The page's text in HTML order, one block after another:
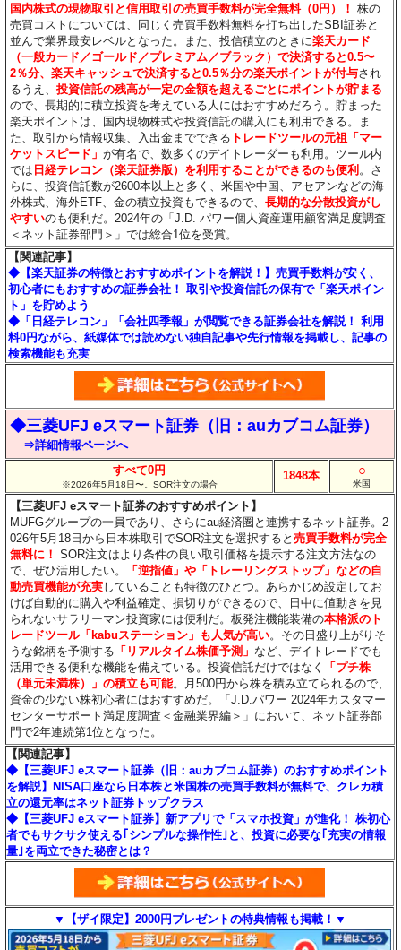
国内株式の現物取引と信用取引の売買手数料が完全無料（0円）！ 株の
売買コストについては、同じく売買手数料無料を打ち出したSBI証券と
並んで業界最安レベルとなった。また、投信積立のときに楽天カード
（一般カード／ゴールド／プレミアム／ブラック）で決済すると0.5〜
2％分、楽天キャッシュで決済すると0.5％分の楽天ポイントが付与され
るうえ、投資信託の残高が一定の金額を超えるごとにポイントが貯まる
ので、長期的に積立投資を考えている人にはおすすめだろう。貯まった
楽天ポイントは、国内現物株式や投資信託の購入にも利用できる。ま
た、取引から情報収集、入出金までできる トレードツールの元祖「マー
ケットスピード」が有名で、数多くのデイトレーダーも利用。ツール内
では 日経テレコン（楽天証券版）を利用することができるのも便利 。さ
らに、投資信託数が2600本以上と多く、米国や中国、アセアンなどの海
外株式、海外ETF、金の積立投資もできるので、長期的な分散投資がし
やすいのも便利だ。2024年の「J.D. パワー個人資産運用顧客満足度調査
＜ネット証券部門＞」では総合1位を受賞。
【関連記事】
◆【楽天証券の特徴とおすすめポイントを解説！】売買手数料が安く、
初心者にもおすすめの証券会社！ 取引や投資信託の保有で「楽天ポイン
ト」を貯めよう
◆「日経テレコン」「会社四季報」が閲覧できる証券会社を解説！ 利用
料0円ながら、紙媒体では読めない独自記事や先行情報を掲載し、記事の
検索機能も充実
◆三菱UFJ eスマート証券（旧：auカブコム証券）
⇒詳細情報ページへ
すべて0円
※2026年5月18日〜。SOR注文の場合
1848本 ○
米国
【三菱UFJ eスマート証券のおすすめポイント】
MUFGグループの一員であり、さらにau経済圏と連携するネット証券。2
026年5月18日から日本株取引でSOR注文を選択すると売買手数料が完全
無料に！ SOR注文はより条件の良い取引価格を提示する注文方法なの
で、ぜひ活用したい。
「逆指値」や「トレーリングストップ」などの自
動売買機能が充実していることも特徴のひとつ。あらかじめ設定してお
けば自動的に購入や利益確定、損切りができるので、日中に値動きを見
られないサラリーマン投資家には便利だ。板発注機能装備の本格派のト
レードツール「kabuステーション」も人気が高い。その日盛り上がりそ
うな銘柄を予測する 「リアルタイム株価予測」 など、デイトレードでも
活用できる便利な機能を備えている。投資信託だけではなく
「プチ株
（単元未満株）」の積立も可能。月500円から株を積み立てられるので、
資金の少ない株初心者にはおすすめだ。「J.D.パワー 2024年カスタマー
センターサポート満足度調査＜金融業界編＞」において、ネット証券部
門で2年連続第1位となった。
【関連記事】
◆【三菱UFJ eスマート証券（旧：auカブコム証券）のおすすめポイント
を解説】NISA口座なら日本株と米国株の売買手数料が無料で、クレカ積
立の還元率はネット証券トップクラス
◆【三菱UFJ eスマート証券】新アプリで「スマホ投資」が進化！ 株初心
者でもサクサク使える｢シンプルな操作性｣と、投資に必要な｢充実の情報
量｣を両立できた秘密とは？
▼【ザイ限定】2000円プレゼントの特典情報も掲載！▼